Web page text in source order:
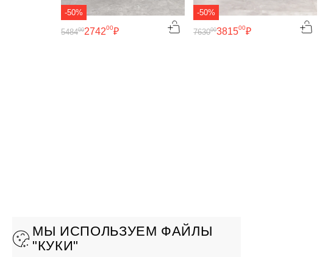
-50%
274200₽
548400
-50%
381500₽
763000
МЫ ИСПОЛЬЗУЕМ ФАЙЛЫ
"КУКИ"